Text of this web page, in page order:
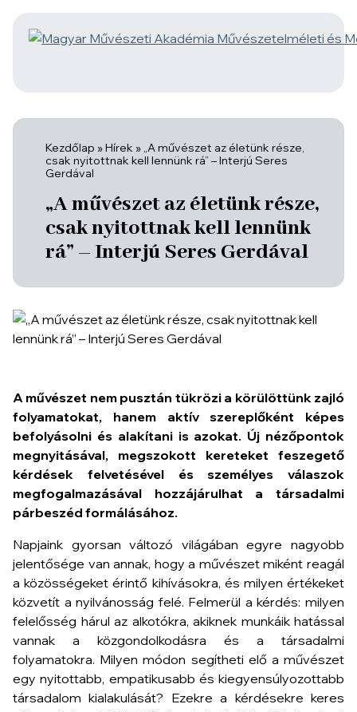
Kezdőlap »Hírek » „A művészet az életünk része,
csak nyitottnak kell lennünk rá” – Interjú Seres
Gerdával
„A művészet az életünk része,
csak nyitottnak kell lennünk
rá” – Interjú Seres Gerdával
A művészet nem pusztán tükrözi a körülöttünk zajló
folyamatokat, hanem aktív szereplőként képes
befolyásolni és alakítani is azokat. Új nézőpontok
megnyitásával, megszokott kereteket feszegető
kérdések felvetésével és személyes válaszok
megfogalmazásával hozzájárulhat a társadalmi
párbeszéd formálásához.
Napjaink gyorsan változó világában egyre nagyobb
jelentősége van annak, hogy a művészet miként reagál
a közösségeket érintő kihívásokra, és milyen értékeket
közvetít a nyilvánosság felé. Felmerül a kérdés: milyen
felelősség hárul az alkotókra, akiknek munkáik hatással
vannak a közgondolkodásra és a társadalmi
folyamatokra. Milyen módon segítheti elő a művészet
egy nyitottabb, empatikusabb és kiegyensúlyozottabb
társadalom kialakulását? Ezekre a kérdésekre keres